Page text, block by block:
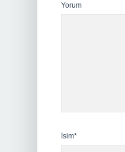
Yorum
İsim*